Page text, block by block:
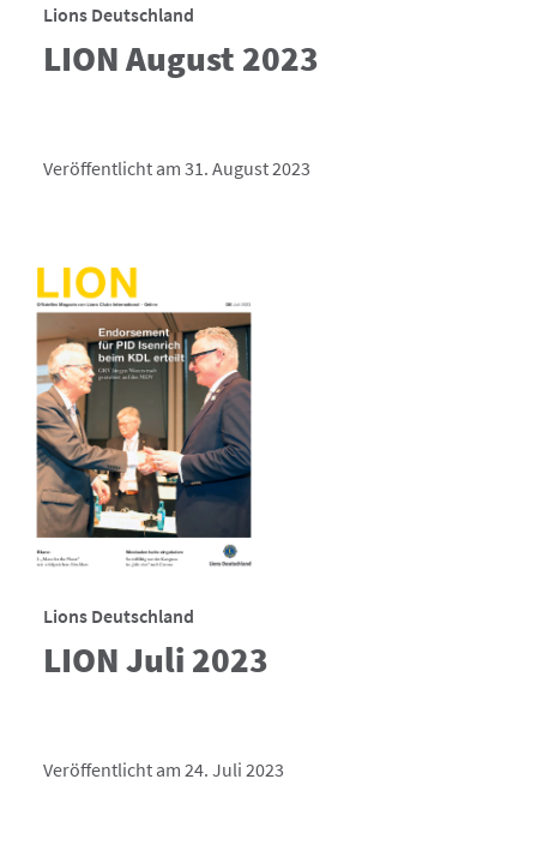
Lions Deutschland
LION August 2023
Veröffentlicht am 31. August 2023
Lions Deutschland
LION Juli 2023
Veröffentlicht am 24. Juli 2023